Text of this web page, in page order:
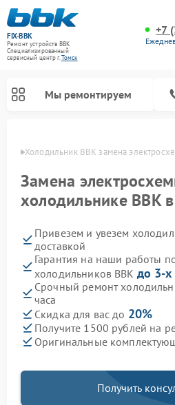
FIX-BBK
Ремонт устройств BBK
Специализированный
cервисный центр г.Томск
+7
Мы ремонтируем
Холодильник BBK замена
Замена
холодильнике BBK
Привезем и увезем
доставкой
Гарантия на наши работы
холодильников BBK до 3-х
Срочный ремонт
часа
Скидка для вас до 20%
Получите 1500 рублей на
Оригинальные
Получить